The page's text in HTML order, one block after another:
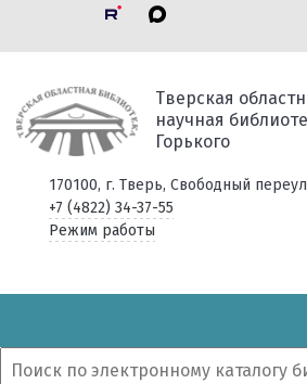
Тверская
научная
Горького
170100, г. Тверь, Свободный
+7 (4822) 34-37-55
Режим работы